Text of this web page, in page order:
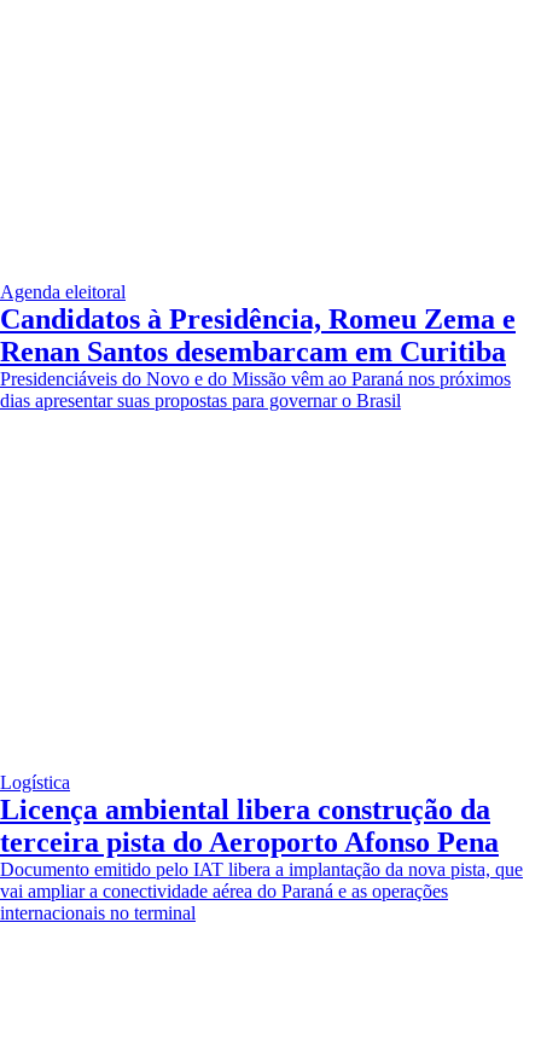
Agenda eleitoral
Candidatos à Presidência, Romeu Zema e
Renan Santos desembarcam em Curitiba
Presidenciáveis do Novo e do Missão vêm ao Paraná nos próximos
dias apresentar suas propostas para governar o Brasil
Logística
Licença ambiental libera construção da
terceira pista do Aeroporto Afonso Pena
Documento emitido pelo IAT libera a implantação da nova pista, que
vai ampliar a conectividade aérea do Paraná e as operações
internacionais no terminal